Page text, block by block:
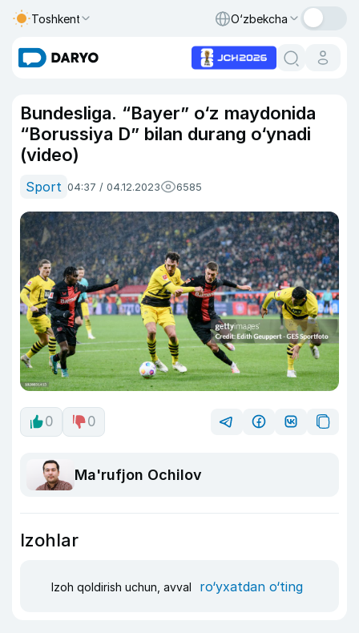
Toshkent O‘zbekcha
Bundesliga. “Bayer” o‘z maydonida
“Borussiya D” bilan durang o‘ynadi
(video)
Sport 04:37 / 04.12.2023 6585
0 0
Ma'rufjon Ochilov
Izohlar
Izoh qoldirish uchun, avval ro‘yxatdan o‘ting